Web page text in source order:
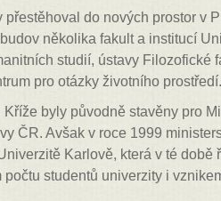
přestěhoval do nových prostor v
několika fakult a institucí
studií, ústavy Filozofické
pro otázky životního
byly původně stavěny pro
ČR. Avšak v roce 1999
Karlově, která v té době
počtu studentů univerzity i